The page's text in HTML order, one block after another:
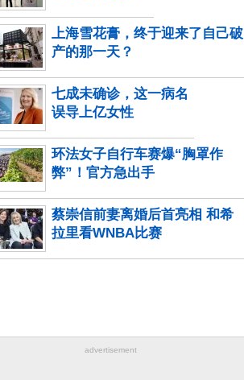
上海雪花膏，终于迎来了自己破
产的那一天？
七成未确诊，这一病名
误导上亿女性
环法女子自行车赛爆“胸罩作
弊”！官方急出手
蔡崇信前妻离婚后首亮相 和希
拉里看WNBA比赛
advertisement